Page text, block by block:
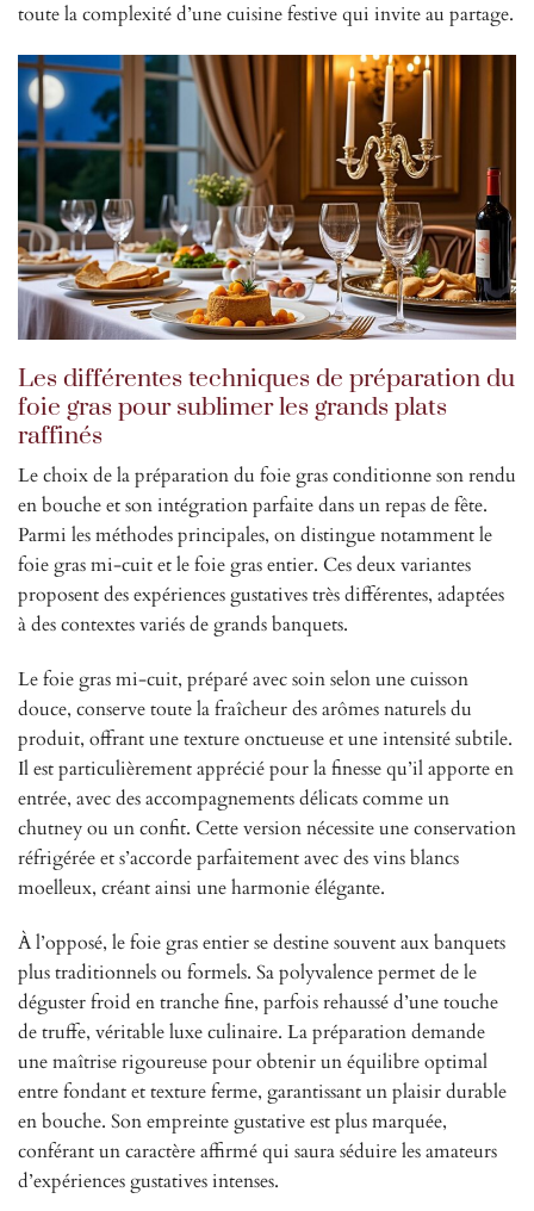
toute la complexité d’une cuisine festive qui invite au partage.
Les différentes techniques de préparation du
foie gras pour sublimer les grands plats
raffinés
Le choix de la préparation du foie gras conditionne son rendu
en bouche et son intégration parfaite dans un repas de fête.
Parmi les méthodes principales, on distingue notamment le
foie gras mi-cuit et le foie gras entier. Ces deux variantes
proposent des expériences gustatives très différentes, adaptées
à des contextes variés de grands banquets.
Le foie gras mi-cuit, préparé avec soin selon une cuisson
douce, conserve toute la fraîcheur des arômes naturels du
produit, offrant une texture onctueuse et une intensité subtile.
Il est particulièrement apprécié pour la finesse qu’il apporte en
entrée, avec des accompagnements délicats comme un
chutney ou un confit. Cette version nécessite une conservation
réfrigérée et s’accorde parfaitement avec des vins blancs
moelleux, créant ainsi une harmonie élégante.
À l’opposé, le foie gras entier se destine souvent aux banquets
plus traditionnels ou formels. Sa polyvalence permet de le
déguster froid en tranche fine, parfois rehaussé d’une touche
de truffe, véritable luxe culinaire. La préparation demande
une maîtrise rigoureuse pour obtenir un équilibre optimal
entre fondant et texture ferme, garantissant un plaisir durable
en bouche. Son empreinte gustative est plus marquée,
conférant un caractère affirmé qui saura séduire les amateurs
d’expériences gustatives intenses.